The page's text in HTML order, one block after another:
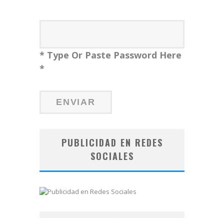
* Type Or Paste Password Here
*
PUBLICIDAD EN REDES
SOCIALES